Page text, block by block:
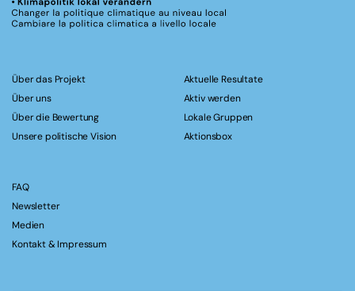
Über das Projekt
Über uns
Über die Bewertung
Unsere politische Vision
Aktuelle Resultate
Aktiv werden
Lokale Gruppen
Aktionsbox
FAQ
Newsletter
Medien
Kontakt & Impressum